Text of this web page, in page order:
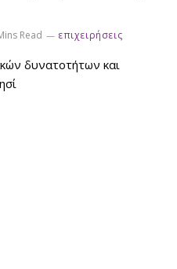
Read επιχειρήσεις
δυνατοτήτων και